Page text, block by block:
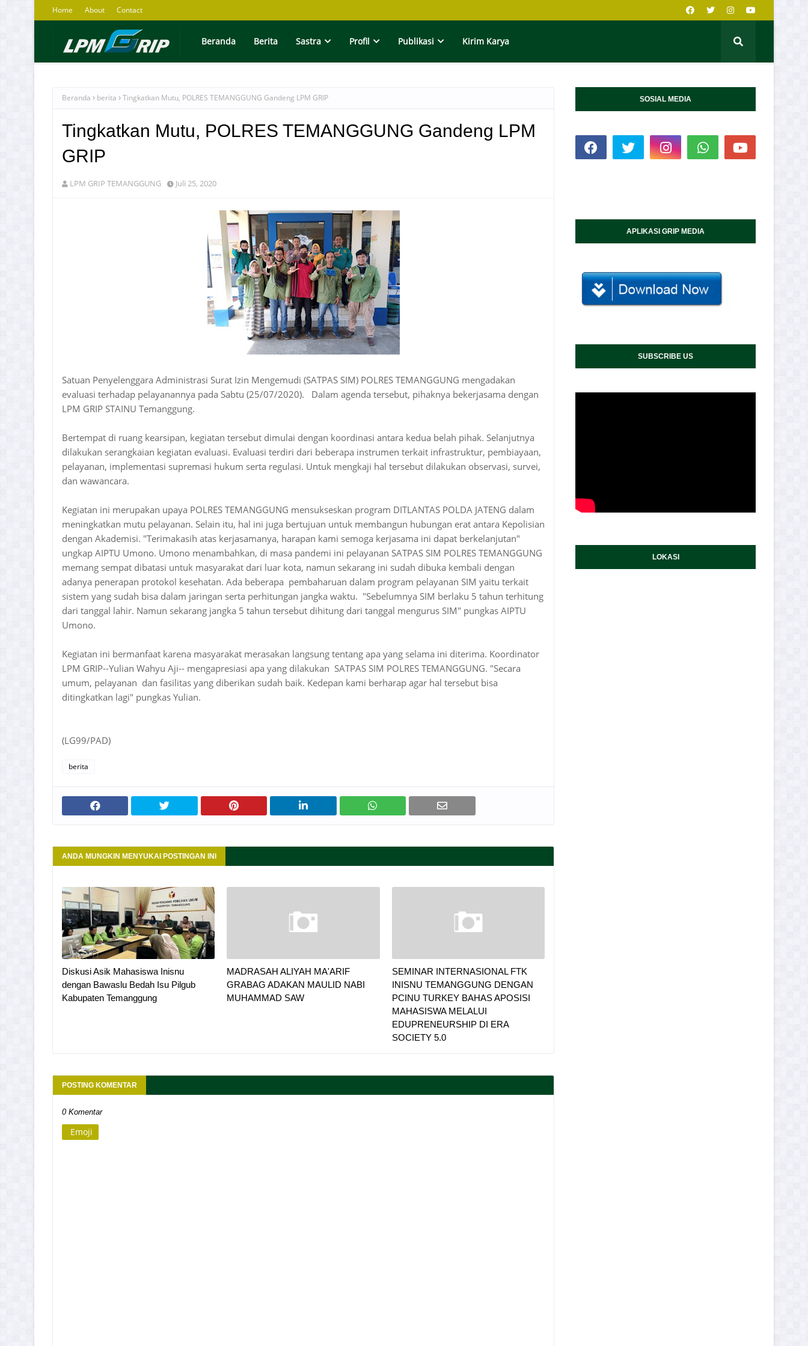
Home About Contact
Beranda Berita Sastra Profil Publikasi Kirim Karya
Beranda berita Tingkatkan Mutu, POLRES TEMANGGUNG Gandeng LPM GRIP
Tingkatkan Mutu, POLRES TEMANGGUNG Gandeng LPM
GRIP
LPM GRIP TEMANGGUNG Juli 25, 2020
Satuan Penyelenggara Administrasi Surat Izin Mengemudi (SATPAS SIM) POLRES TEMANGGUNG mengadakan
evaluasi terhadap pelayanannya pada Sabtu (25/07/2020). Dalam agenda tersebut, pihaknya bekerjasama dengan
LPM GRIP STAINU Temanggung.
Bertempat di ruang kearsipan, kegiatan tersebut dimulai dengan koordinasi antara kedua belah pihak. Selanjutnya
dilakukan serangkaian kegiatan evaluasi. Evaluasi terdiri dari beberapa instrumen terkait infrastruktur, pembiayaan,
pelayanan, implementasi supremasi hukum serta regulasi. Untuk mengkaji hal tersebut dilakukan observasi, survei,
dan wawancara.
Kegiatan ini merupakan upaya POLRES TEMANGGUNG mensukseskan program DITLANTAS POLDA JATENG dalam
meningkatkan mutu pelayanan. Selain itu, hal ini juga bertujuan untuk membangun hubungan erat antara Kepolisian
dengan Akademisi. "Terimakasih atas kerjasamanya, harapan kami semoga kerjasama ini dapat berkelanjutan"
ungkap AIPTU Umono. Umono menambahkan, di masa pandemi ini pelayanan SATPAS SIM POLRES TEMANGGUNG
memang sempat dibatasi untuk masyarakat dari luar kota, namun sekarang ini sudah dibuka kembali dengan
adanya penerapan protokol kesehatan. Ada beberapa pembaharuan dalam program pelayanan SIM yaitu terkait
sistem yang sudah bisa dalam jaringan serta perhitungan jangka waktu. "Sebelumnya SIM berlaku 5 tahun terhitung
dari tanggal lahir. Namun sekarang jangka 5 tahun tersebut dihitung dari tanggal mengurus SIM" pungkas AIPTU
Umono.
Kegiatan ini bermanfaat karena masyarakat merasakan langsung tentang apa yang selama ini diterima. Koordinator
LPM GRIP--Yulian Wahyu Aji-- mengapresiasi apa yang dilakukan SATPAS SIM POLRES TEMANGGUNG. "Secara
umum, pelayanan dan fasilitas yang diberikan sudah baik. Kedepan kami berharap agar hal tersebut bisa
ditingkatkan lagi" pungkas Yulian.
(LG99/PAD)
berita
ANDA MUNGKIN MENYUKAI POSTINGAN INI
Diskusi Asik Mahasiswa Inisnu
dengan Bawaslu Bedah Isu Pilgub
Kabupaten Temanggung
MADRASAH ALIYAH MA'ARIF
GRABAG ADAKAN MAULID NABI
MUHAMMAD SAW
SEMINAR INTERNASIONAL FTK
INISNU TEMANGGUNG DENGAN
PCINU TURKEY BAHAS APOSISI
MAHASISWA MELALUI
EDUPRENEURSHIP DI ERA
SOCIETY 5.0
POSTING KOMENTAR
0 Komentar
Emoji
SOSIAL MEDIA
APLIKASI GRIP MEDIA
SUBSCRIBE US
LOKASI